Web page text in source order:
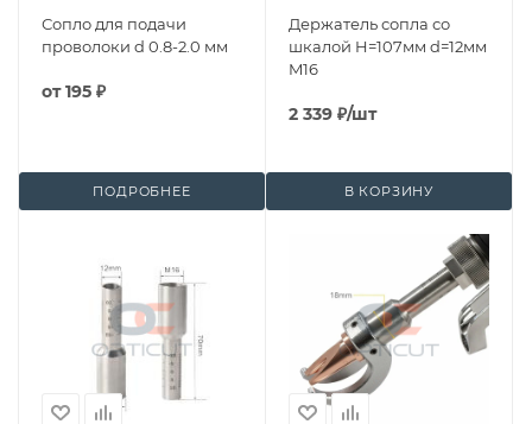
Сопло для подачи
проволоки d 0.8-2.0 мм
от195 ₽
ПОДРОБНЕЕ
Держатель сопла со
шкалой H=107мм d=12мм
M16
2 339 ₽/шт
В КОРЗИНУ